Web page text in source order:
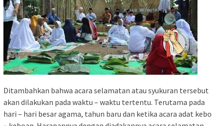
Ditambahkan bahwa acara selamatan atau syukuran tersebut
akan dilakukan pada waktu – waktu tertentu. Terutama pada
hari – hari besar agama, tahun baru dan ketika acara adat kebo